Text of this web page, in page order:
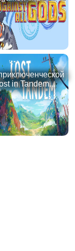
in Tandem...